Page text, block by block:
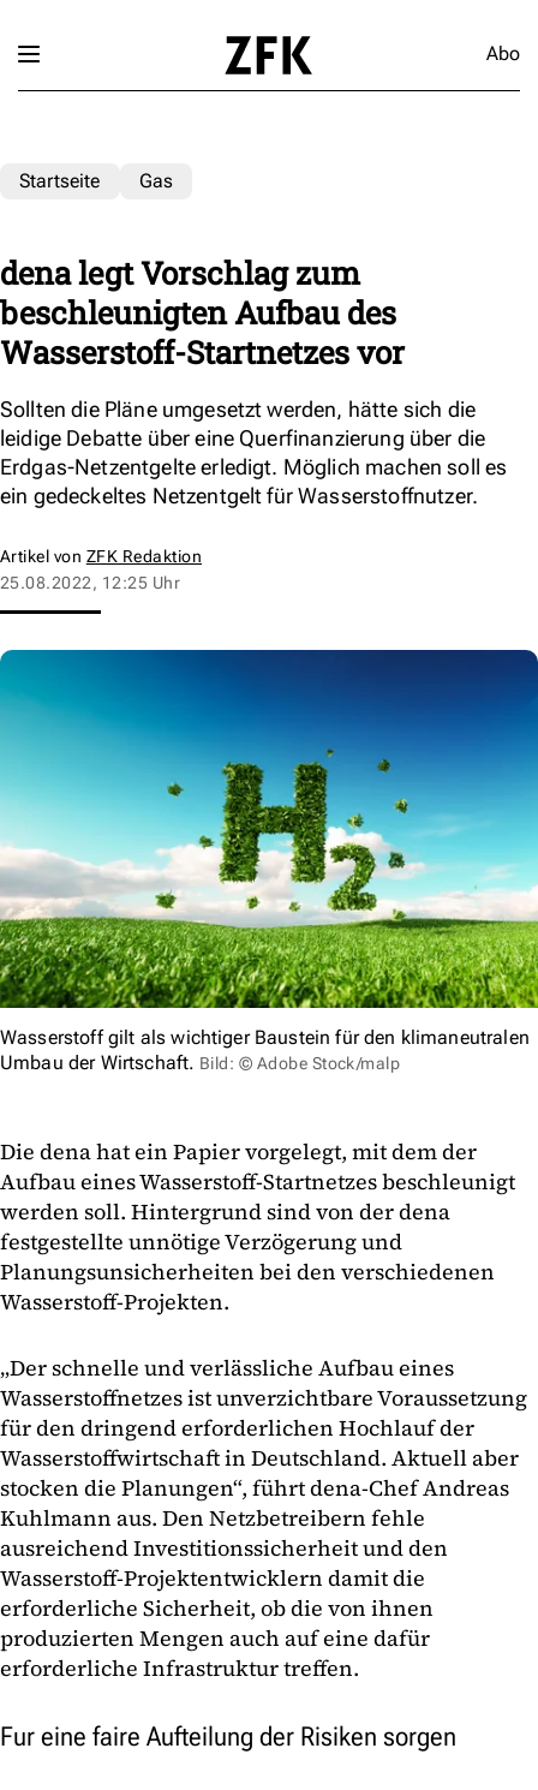
Abo
Startseite Gas
dena legt Vorschlag zum
beschleunigten Aufbau des
Wasserstoff-Startnetzes vor
Sollten die Pläne umgesetzt werden, hätte sich die
leidige Debatte über eine Querfinanzierung über die
Erdgas-Netzentgelte erledigt. Möglich machen soll es
ein gedeckeltes Netzentgelt für Wasserstoffnutzer.
Artikel von ZFK Redaktion
25.08.2022, 12:25 Uhr
Wasserstoff gilt als wichtiger Baustein für den klimaneutralen
Umbau der Wirtschaft. Bild: © Adobe Stock/malp
Die dena hat ein Papier vorgelegt, mit dem der
Aufbau eines Wasserstoff-Startnetzes beschleunigt
werden soll. Hintergrund sind von der dena
festgestellte unnötige Verzögerung und
Planungsunsicherheiten bei den verschiedenen
Wasserstoff-Projekten.
„Der schnelle und verlässliche Aufbau eines
Wasserstoffnetzes ist unverzichtbare Voraussetzung
für den dringend erforderlichen Hochlauf der
Wasserstoffwirtschaft in Deutschland. Aktuell aber
stocken die Planungen“, führt dena-Chef Andreas
Kuhlmann aus. Den Netzbetreibern fehle
ausreichend Investitionssicherheit und den
Wasserstoff-Projektentwicklern damit die
erforderliche Sicherheit, ob die von ihnen
produzierten Mengen auch auf eine dafür
erforderliche Infrastruktur treffen.
Fur eine faire Aufteilung der Risiken sorgen